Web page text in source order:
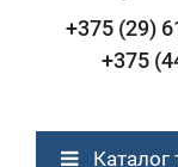
+375 (29)
+375
Каталог